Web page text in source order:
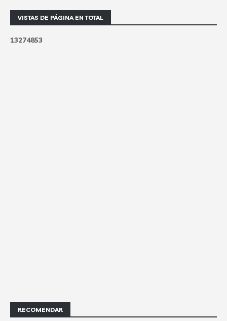
VISTAS DE PÁGINA EN TOTAL
13274853
RECOMENDAR